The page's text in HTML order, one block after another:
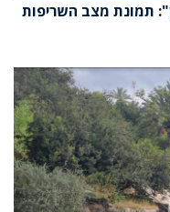
תמונת מצב השריפות